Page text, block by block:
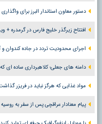
دستور معاون استاندار البرز برای واگذاری ۴۳۰۰ واحد مسکونی در اشتهارد
افتتاح زیرگذر خلیج فارس در گرمدره +
اجرای محدودیت تردد در جاده کندوان و آزادراه
دامنه های جعلی؛ کلاهبرداری ساده ای
مواد غذایی که هرگز نباید در فریزر
پیام معنادار عراقچی پس از سفر به